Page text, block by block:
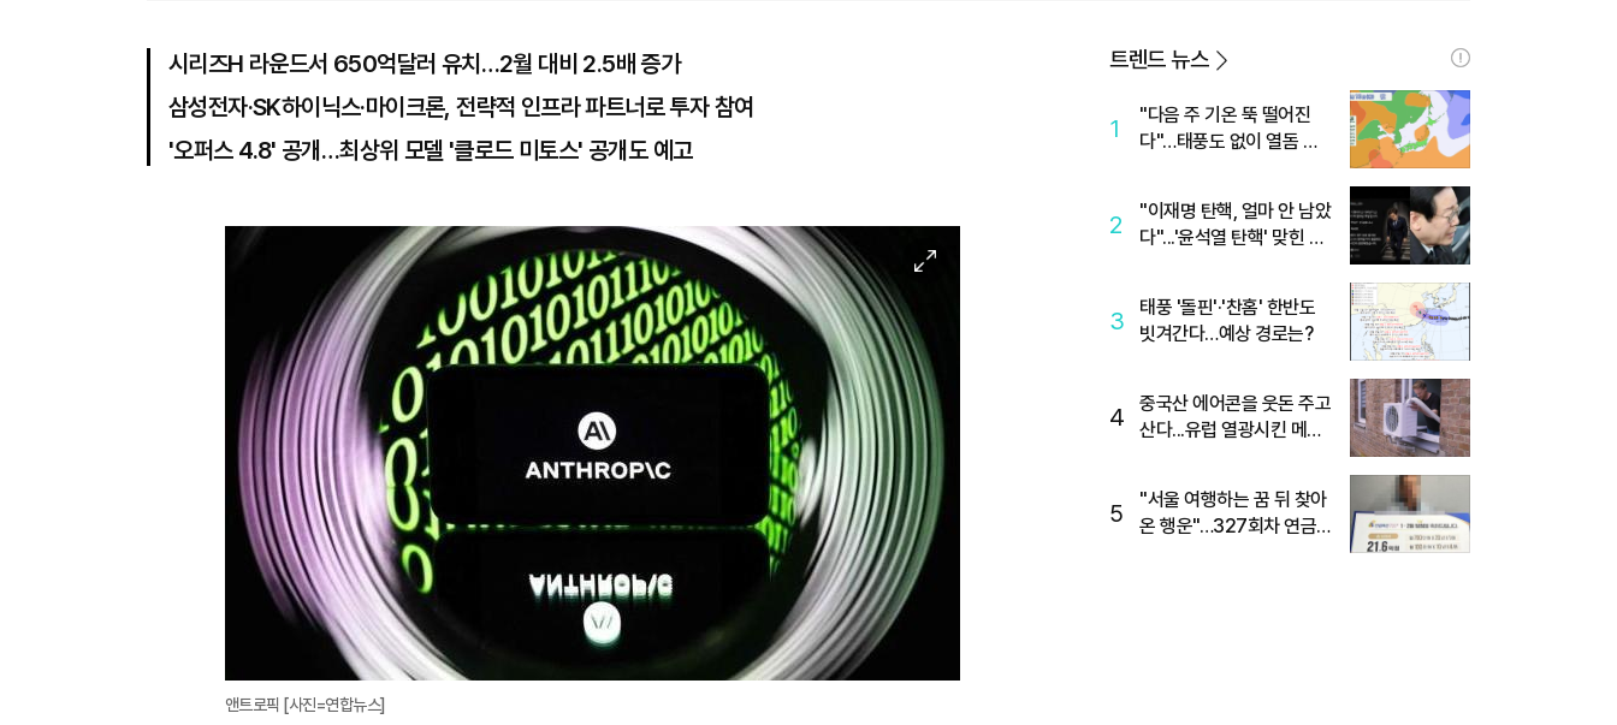
트
트
시리즈H 라운드서 650억달러 유치…2월 대비 2.5배 증가
삼성전자·SK하이닉스·마이크론, 전략적 인프라 파트너로 투자 참여
'오퍼스 4.8' 공개…최상위 모델 '클로드 미토스' 공개도 예고
미
지
확
대
앤트로픽 [사진=연합뉴스]
트렌드 뉴스
1
"다음 주 기온 뚝 떨어진
다"…태풍도 없이 열돔 박
2
"이재명 탄핵, 얼마 안 남았
다"...'윤석열 탄핵' 맞힌 무
3
태풍 '돌핀'·'찬홈' 한반도
빗겨간다…예상 경로는?
4
중국산 에어콘을 웃돈 주고
산다...유럽 열광시킨 메이
5
"서울 여행하는 꿈 뒤 찾아
온 행운"…327회차 연금